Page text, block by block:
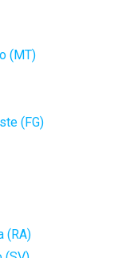
(MT)
(FG)
(RA)